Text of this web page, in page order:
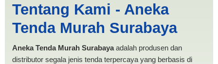
PRODUKSI ANEKA TENDA
MURAH
Tentang Kami - Aneka
Tenda Murah Surabaya
Aneka Tenda Murah Surabayaadalah produsen dan
distributor segala jenis tenda terpercaya yang berbasis di